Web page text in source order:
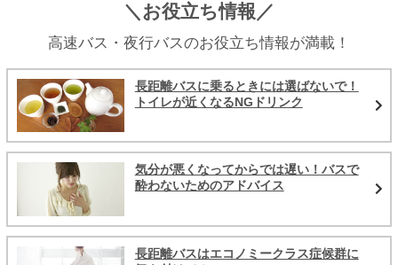
＼お役立ち情報／
高速バス・夜行バスのお役立ち情報が満載！
長距離バスに乗るときには選ばないで！
トイレが近くなるNGドリンク
気分が悪くなってからでは遅い！バスで
酔わないためのアドバイス
長距離バスはエコノミークラス症候群に